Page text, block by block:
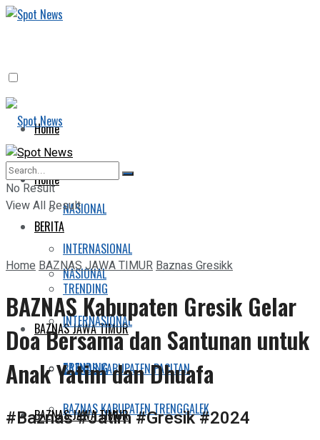
Home
BERITA
NASIONAL
INTERNASIONAL
TRENDING
BAZNAS JAWA TIMUR
BAZNAS KABUPATEN PACITAN
BAZNAS KABUPATEN TRENGGALEK
Home
BERITA
NASIONAL
INTERNASIONAL
TRENDING
BAZNAS JAWA TIMUR
No Result
View All Result
HomeBAZNAS JAWA TIMURBaznas Gresikk
BAZNAS Kabupaten Gresik Gelar
Doa Bersama dan Santunan untuk
Anak Yatim dan Dhuafa
#Baznas #Jatim #Gresik #2024